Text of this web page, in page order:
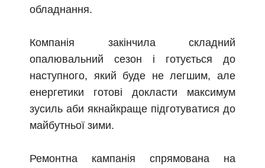
обладнання.
Компанія закінчила складний
опалювальний сезон і готується до
наступного, який буде не легшим, але
енергетики готові докласти максимум
зусиль аби якнайкраще підготуватися до
майбутньої зими.
Ремонтна кампанія спрямована на